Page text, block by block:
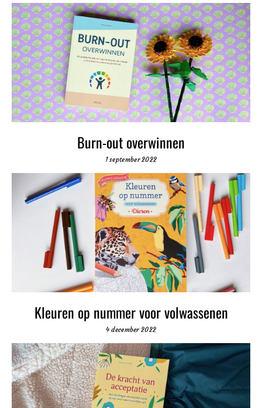
Burn-out overwinnen
1 september 2022
Kleuren op nummer voor volwassenen
4 december 2022